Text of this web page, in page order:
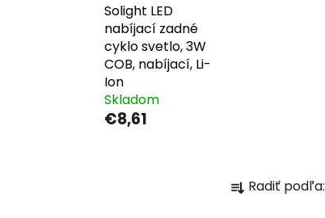
Solight LED
nabíjací zadné
cyklo svetlo, 3W
COB, nabíjací, Li-
Ion
Skladom
€8,61
a Radiť podľa: